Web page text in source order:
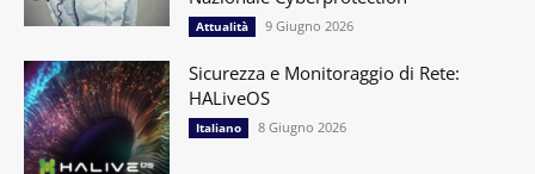
Attualità 9 Giugno 2026
Sicurezza e Monitoraggio di Rete:
HALiveOS
Italiano 8 Giugno 2026